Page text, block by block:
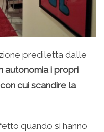
prediletta dalle
autonomia i propri
cui scandire la
quando si hanno